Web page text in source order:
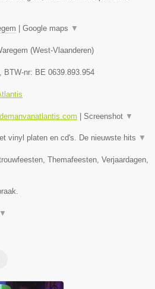
Google maps ▼
(West-Vlaanderen)
, BTW-nr: BE 0639.893.954
Screenshot ▼
vinyl platen en cd's. De nieuwste hits ▼
Themafeesten, Verjaardagen,
▼